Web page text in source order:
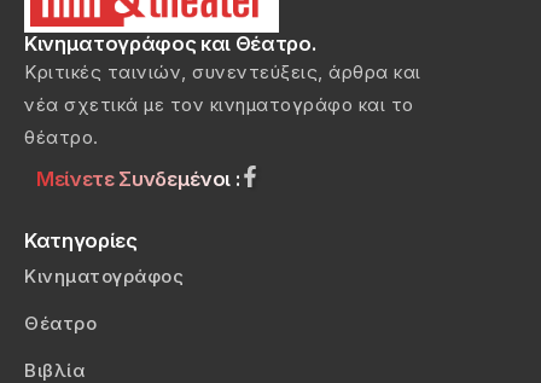
Κινηματογράφος και Θέατρο.
Κριτικές ταινιών, συνεντεύξεις, άρθρα και
νέα σχετικά με τον κινηματογράφο και το
θέατρο.
Μείνετε Συνδεμένοι :
Κατηγορίες
Κινηματογράφος
Θέατρο
Βιβλία